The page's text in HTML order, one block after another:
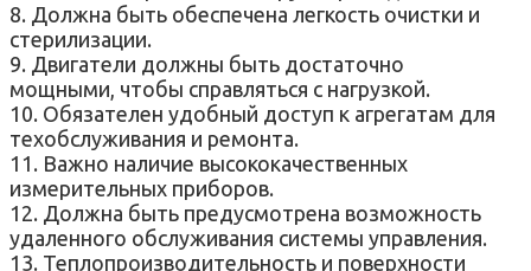
8. Должна быть обеспечена легкость очистки и
стерилизации.
9. Двигатели должны быть достаточно
мощными, чтобы справляться с нагрузкой.
10. Обязателен удобный доступ к агрегатам для
техобслуживания и ремонта.
11. Важно наличие высококачественных
измерительных приборов.
12. Должна быть предусмотрена возможность
удаленного обслуживания системы управления.
13. Теплопроизводительность и поверхности